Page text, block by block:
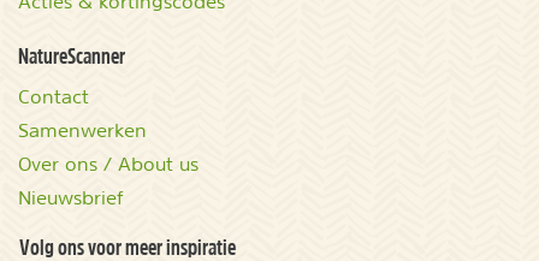
NatureScanner
Contact
Samenwerken
Over ons / About us
Nieuwsbrief
Volg ons voor meer inspiratie